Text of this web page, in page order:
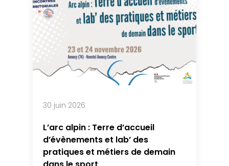
30 juin 2026
L’arc alpin : Terre d’accueil
d’évènements et lab’ des
pratiques et métiers de demain